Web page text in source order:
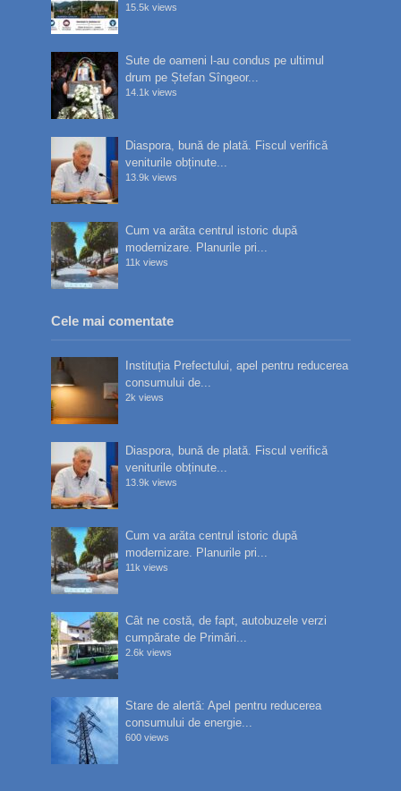
15.5k views
Sute de oameni l-au condus pe ultimul
drum pe Ștefan Sîngeor...
14.1k views
Diaspora, bună de plată. Fiscul verifică
veniturile obținute...
13.9k views
Cum va arăta centrul istoric după
modernizare. Planurile pri...
11k views
Cele mai comentate
Instituția Prefectului, apel pentru reducerea
consumului de...
2k views
Diaspora, bună de plată. Fiscul verifică
veniturile obținute...
13.9k views
Cum va arăta centrul istoric după
modernizare. Planurile pri...
11k views
Cât ne costă, de fapt, autobuzele verzi
cumpărate de Primări...
2.6k views
Stare de alertă: Apel pentru reducerea
consumului de energie...
600 views